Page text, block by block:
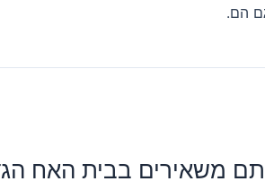
הם.
משאירים בבית האח